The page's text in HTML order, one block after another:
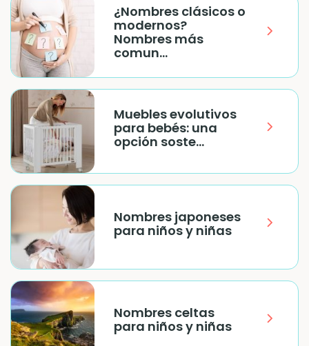
¿Nombres clásicos o
modernos?
Nombres más
comun...
Muebles evolutivos
para bebés: una
opción soste...
Nombres japoneses
para niños y niñas
Nombres celtas
para niños y niñas